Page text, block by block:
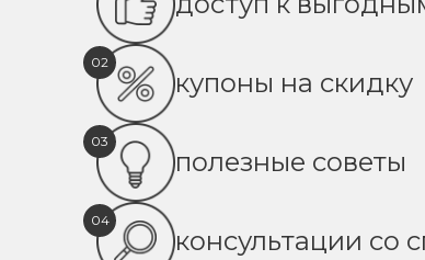
02
купоны на скидку
03
полезные советы
04
консультации со